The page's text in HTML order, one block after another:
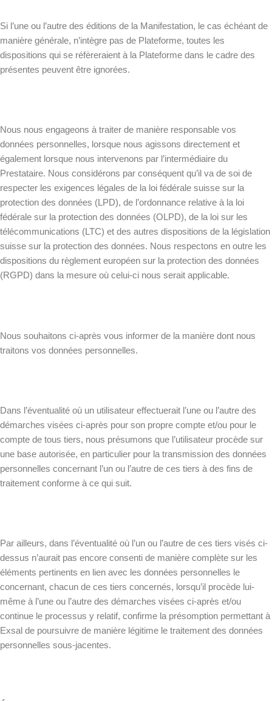
Si l’une ou l’autre des éditions de la Manifestation, le cas échéant de
manière générale, n’intègre pas de Plateforme, toutes les
dispositions qui se réfèreraient à la Plateforme dans le cadre des
présentes peuvent être ignorées.
Nous nous engageons à traiter de manière responsable vos
données personnelles, lorsque nous agissons directement et
également lorsque nous intervenons par l’intermédiaire du
Prestataire. Nous considérons par conséquent qu’il va de soi de
respecter les exigences légales de la loi fédérale suisse sur la
protection des données (LPD), de l’ordonnance relative à la loi
fédérale sur la protection des données (OLPD), de la loi sur les
télécommunications (LTC) et des autres dispositions de la législation
suisse sur la protection des données. Nous respectons en outre les
dispositions du règlement européen sur la protection des données
(RGPD) dans la mesure où celui-ci nous serait applicable.
Nous souhaitons ci-après vous informer de la manière dont nous
traitons vos données personnelles.
Dans l’éventualité où un utilisateur effectuerait l’une ou l’autre des
démarches visées ci-après pour son propre compte et/ou pour le
compte de tous tiers, nous présumons que l’utilisateur procède sur
une base autorisée, en particulier pour la transmission des données
personnelles concernant l’un ou l’autre de ces tiers à des fins de
traitement conforme à ce qui suit.
Par ailleurs, dans l’éventualité où l’un ou l’autre de ces tiers visés ci-
dessus n’aurait pas encore consenti de manière complète sur les
éléments pertinents en lien avec les données personnelles le
concernant, chacun de ces tiers concernés, lorsqu’il procède lui-
même à l’une ou l’autre des démarches visées ci-après et/ou
continue le processus y relatif, confirme la présomption permettant à
Exsal de poursuivre de manière légitime le traitement des données
personnelles sous-jacentes.